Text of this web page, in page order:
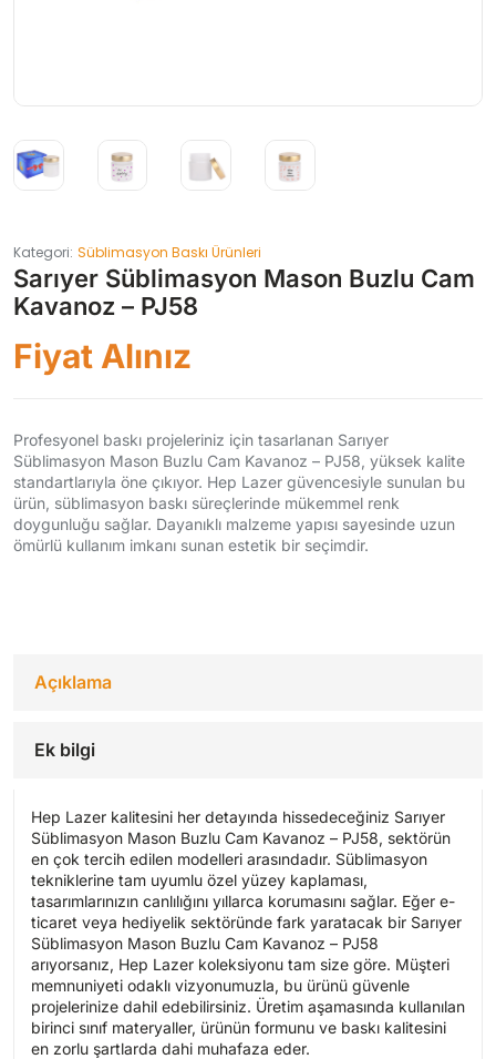
Kategori: Süblimasyon Baskı Ürünleri
Sarıyer Süblimasyon Mason Buzlu Cam
Kavanoz – PJ58
Fiyat Alınız
Profesyonel baskı projeleriniz için tasarlanan Sarıyer
Süblimasyon Mason Buzlu Cam Kavanoz – PJ58, yüksek kalite
standartlarıyla öne çıkıyor. Hep Lazer güvencesiyle sunulan bu
ürün, süblimasyon baskı süreçlerinde mükemmel renk
doygunluğu sağlar. Dayanıklı malzeme yapısı sayesinde uzun
ömürlü kullanım imkanı sunan estetik bir seçimdir.
Açıklama
Ek bilgi
Hep Lazer kalitesini her detayında hissedeceğiniz Sarıyer
Süblimasyon Mason Buzlu Cam Kavanoz – PJ58, sektörün
en çok tercih edilen modelleri arasındadır. Süblimasyon
tekniklerine tam uyumlu özel yüzey kaplaması,
tasarımlarınızın canlılığını yıllarca korumasını sağlar. Eğer e-
ticaret veya hediyelik sektöründe fark yaratacak bir Sarıyer
Süblimasyon Mason Buzlu Cam Kavanoz – PJ58
arıyorsanız, Hep Lazer koleksiyonu tam size göre. Müşteri
memnuniyeti odaklı vizyonumuzla, bu ürünü güvenle
projelerinize dahil edebilirsiniz. Üretim aşamasında kullanılan
birinci sınıf materyaller, ürünün formunu ve baskı kalitesini
en zorlu şartlarda dahi muhafaza eder.